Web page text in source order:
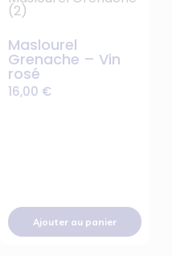
Maslourel
Grenache – Vin
rosé
16,00 €
Ajouter au panier